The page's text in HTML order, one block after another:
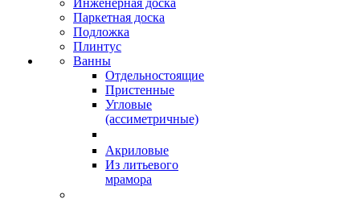
Инженерная доска
Паркетная доска
Подложка
Плинтус
Ванны
Отдельностоящие
Пристенные
Угловые
(ассиметричные)
Акриловые
Из литьевого
мрамора